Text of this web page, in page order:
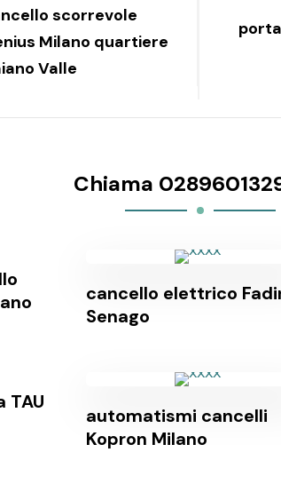
scorrevole
Milano quartiere
Valle
Chiama
cancello elettrico
Senago
automatismi cancelli
Kopron Milano